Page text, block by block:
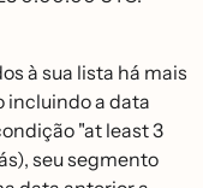
à sua lista há mais
incluindo a data
"at least 3
seu segmento